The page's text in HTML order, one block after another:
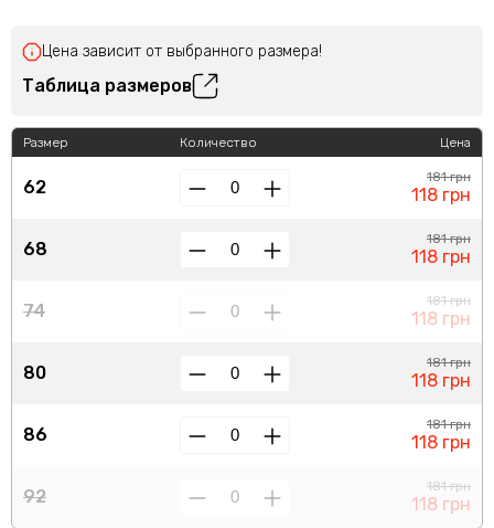
Цена зависит от выбранного размера!
Таблица размеров
Размер
62
68
74
80
86
92
Количество Цена
181 грн
118 грн
181 грн
118 грн
181 грн
118 грн
181 грн
118 грн
181 грн
118 грн
181 грн
118 грн